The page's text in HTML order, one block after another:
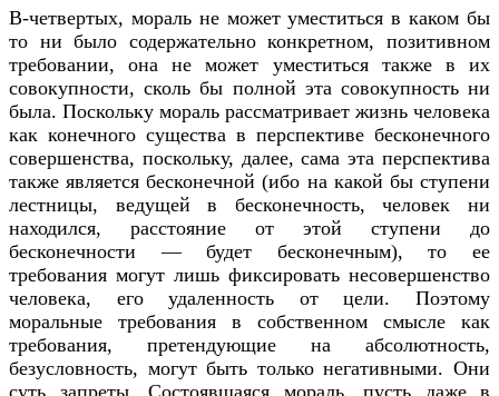
В-четвертых, мораль не может уместиться в каком бы
то ни было содержательно конкретном, позитивном
требовании, она не может уместиться также в их
совокупности, сколь бы полной эта совокупность ни
была. Поскольку мораль рассматривает жизнь человека
как конечного существа в перспективе бесконечного
совершенства, поскольку, далее, сама эта перспектива
также является бесконечной (ибо на какой бы ступени
лестницы, ведущей в бесконечность, человек ни
находился, расстояние от этой ступени до
бесконечности — будет бесконечным), то ее
требования могут лишь фиксировать несовершенство
человека, его удаленность от цели. Поэтому
моральные требования в собственном смысле как
требования, претендующие на абсолютность,
безусловность, могут быть только негативными. Они